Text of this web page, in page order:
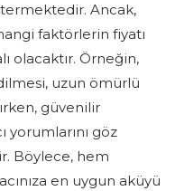
Ancak,
faktörlerin fiyatı
olacaktır. Örneğin,
uzun ömürlü
güvenilir
yorumlarını göz
Böylece, hem
en uygun aküyü